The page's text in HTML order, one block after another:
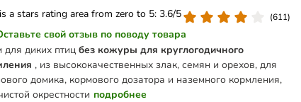
a stars rating area from zero to 5: 3.6/5
(611)
свой отзыв по поводу товара
для диких птицбез кожуры для круглогодичного
, из высококачественных злак, семян и орехов, для
домика, кормового дозатора и наземного кормления,
окрестности подробнее